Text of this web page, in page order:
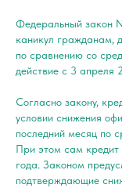
Федеральный закон
каникул гражданам,
по сравнению со
действие с 3 апреля
Согласно закону,
условии снижения
последний месяц по
При этом сам кредит
года. Законом
подтверждающие